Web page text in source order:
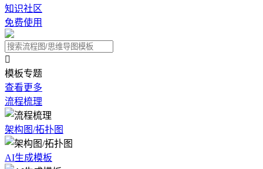
知识社区
免费使用

模板专题
查看更多
流程梳理
架构图/拓扑图
AI生成模板